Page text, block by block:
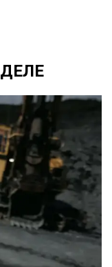
ДЕЛЕ